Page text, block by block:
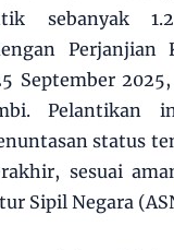
sebanyak
Perjanjian
September
Pelantikan
status
sesuai
Sipil Negara